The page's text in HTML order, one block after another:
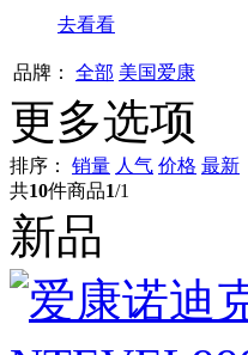
去看看
品牌： 全部 美国爱康
更多选项
排序： 销量 人气 价格 最新
共10件商品1/1
新品